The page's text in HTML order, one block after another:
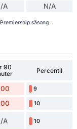
A N/A
säsong.
90
Percentil
9
10
A 10